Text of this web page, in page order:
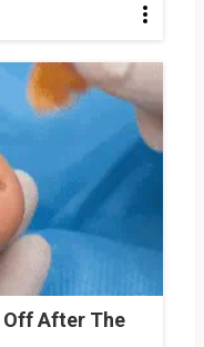
Off After The